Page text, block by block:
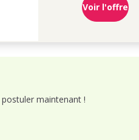
Voir l'offre
maintenant !